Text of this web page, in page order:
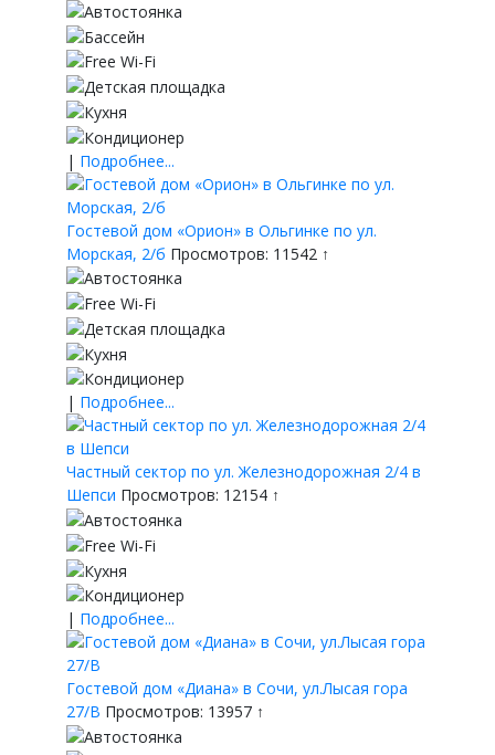
| Подробнее...
Гостевой дом «Орион» в Ольгинке по ул.
Морская, 2/б Просмотров: 11542 ↑
| Подробнее...
Частный сектор по ул. Железнодорожная 2/4 в
Шепси Просмотров: 12154 ↑
| Подробнее...
Гостевой дом «Диана» в Сочи, ул.Лысая гора
27/В Просмотров: 13957 ↑